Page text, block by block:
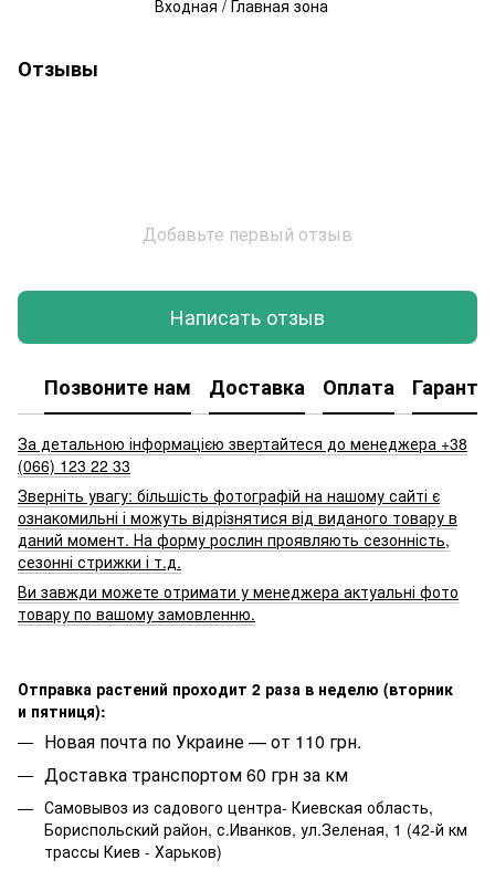
Входная / Главная зона
Отзывы
Добавьте первый отзыв
Написать отзыв
Позвоните нам Доставка Оплата
За детальною інформацією звертайтеся до менеджера +38
(066) 123 22 33
Зверніть увагу: більшість фотографій на нашому сайті є
ознакомильні і можуть відрізнятися від виданого товару в
даний момент. На форму рослин проявляють сезонність,
сезонні стрижки і т.д.
Ви завжди можете отримати у менеджера актуальні фото
товару по вашому замовленню.
Отправка растений проходит 2 раза в неделю (вторник
и пятниця):
Новая почта по Украине — от 110 грн.
Доставка транспортом 60 грн за км
Самовывоз из садового центра- Киевская область,
Бориспольский район, с.Иванков, ул.Зеленая, 1 (42-й км
трассы Киев - Харьков)